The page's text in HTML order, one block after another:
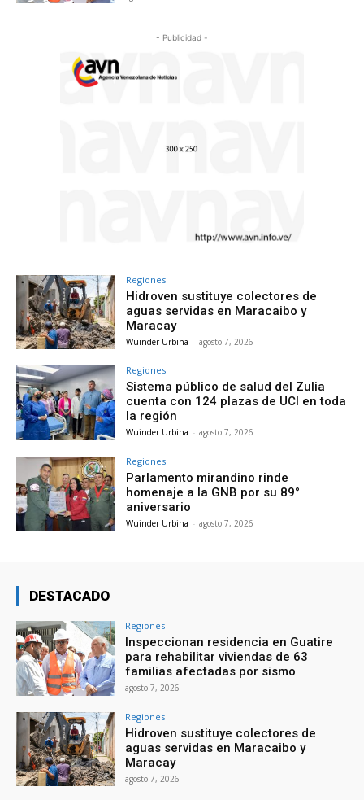
- Publicidad -
Regiones
Hidroven sustituye colectores de
aguas servidas en Maracaibo y
Maracay
Wuinder Urbina - agosto 7, 2026
Regiones
Sistema público de salud del Zulia
cuenta con 124 plazas de UCI en toda
la región
Wuinder Urbina - agosto 7, 2026
Regiones
Parlamento mirandino rinde
homenaje a la GNB por su 89°
aniversario
Wuinder Urbina - agosto 7, 2026
DESTACADO
Regiones
Inspeccionan residencia en Guatire
para rehabilitar viviendas de 63
familias afectadas por sismo
agosto 7, 2026
Regiones
Hidroven sustituye colectores de
aguas servidas en Maracaibo y
Maracay
agosto 7, 2026